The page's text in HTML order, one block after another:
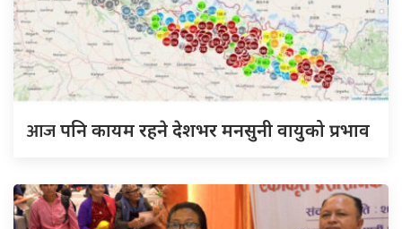
आजपनि कायम रहने देशभर मनसुनी वायुको प्रभाव